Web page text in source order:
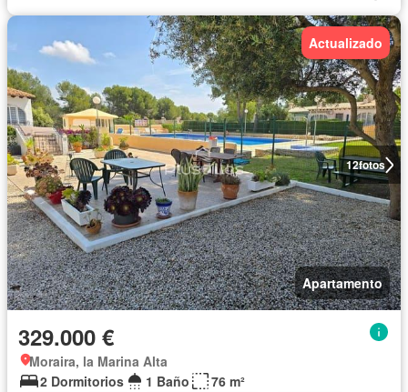
12fotos
Actualizado
Apartamento
329.000 €
Moraira, la Marina Alta
2 Dormitorios
1 Baño
76 m²